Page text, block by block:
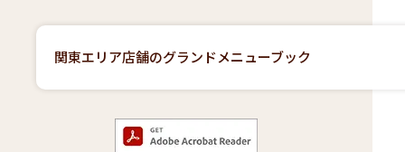
関東エリア店舗のグランドメニューブック